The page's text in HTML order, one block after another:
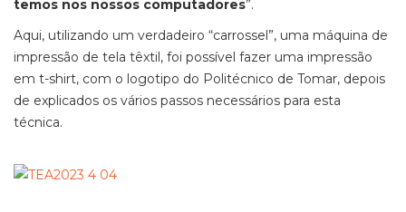
temos nos nossos computadores”.
Aqui, utilizando um verdadeiro “carrossel”, uma máquina de
impressão de tela têxtil, foi possível fazer uma impressão
em t-shirt, com o logotipo do Politécnico de Tomar, depois
de explicados os vários passos necessários para esta
técnica.